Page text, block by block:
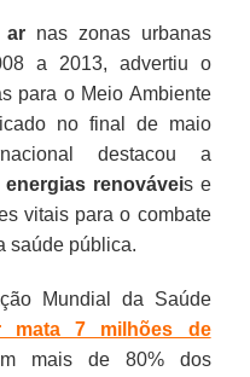
arnas zonas urbanas
a 2013, advertiu o
para o Meio Ambiente
no final de maio
destacou a
renováveis e
vitais para o combate
saúde pública.
Mundial da Saúde
mata 7 milhões de
mais de 80% dos